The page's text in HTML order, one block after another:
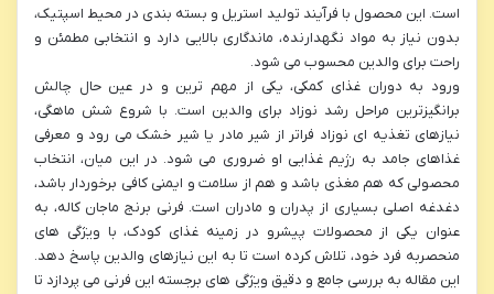
است. این محصول با فرآیند تولید استریل و بسته بندی در محیط اسپتیک،
بدون نیاز به مواد نگهدارنده، ماندگاری بالایی دارد و انتخابی مطمئن و
راحت برای والدین محسوب می شود.
ورود به دوران غذای کمکی، یکی از مهم ترین و در عین حال چالش
برانگیزترین مراحل رشد نوزاد برای والدین است. با شروع شش ماهگی،
نیازهای تغذیه ای نوزاد فراتر از شیر مادر یا شیر خشک می رود و معرفی
غذاهای جامد به رژیم غذایی او ضروری می شود. در این میان، انتخاب
محصولی که هم مغذی باشد و هم از سلامت و ایمنی کافی برخوردار باشد،
دغدغه اصلی بسیاری از پدران و مادران است. فرنی برنج ماجان کاله، به
عنوان یکی از محصولات پیشرو در زمینه غذای کودک، با ویژگی های
منحصربه فرد خود، تلاش کرده است تا به این نیازهای والدین پاسخ دهد.
این مقاله به بررسی جامع و دقیق ویژگی های برجسته این فرنی می پردازد تا